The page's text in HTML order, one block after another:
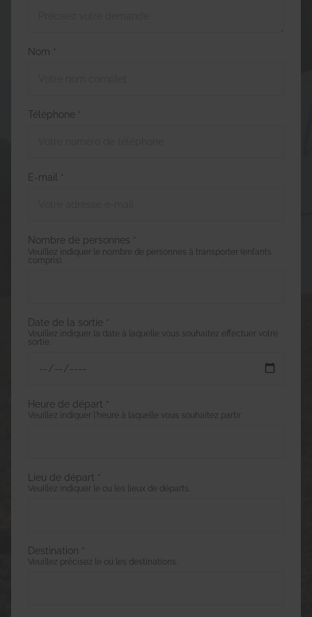
Nom *
Téléphone *
E-mail *
Nombre de personnes *
Veuillez indiquer le nombre de personnes à transporter (enfants
compris).
Date de la sortie *
Veuillez indiquer la date à laquelle vous souhaitez effectuer votre
sortie.
Heure de départ *
Veuillez indiquer l'heure à laquelle vous souhaitez partir.
Lieu de départ *
Veuillez indiquer le ou les lieux de départs.
Destination *
Veuillez précisez le ou les destinations.